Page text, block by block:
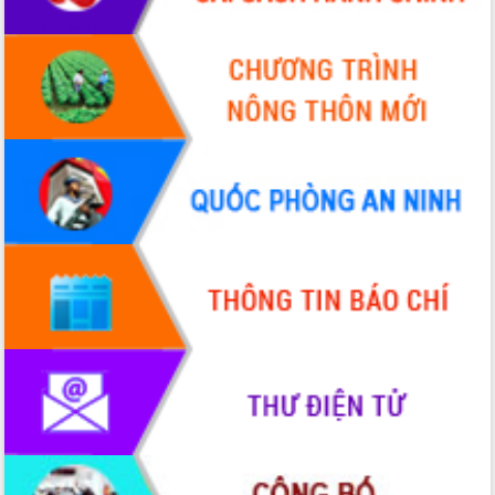
sầu riêng tại Đắk Lắk
Trình diễn nghệ thuật chế biến các
món ăn từ sầu riêng
Đắk Lắk công bố Quy hoạch và xúc
tiến đầu tư tỉnh
Ngành cá ngừ Đắk Lắk chủ động thích
ứng để giữ vững thị trường xuất khẩu
Diễn đàn Kinh tế tư nhân Việt Nam đột
phá cơ chế - Hợp tác công tư
Đề án 06 tạo bước ngoặt đột phá trong
cải cách hành chính tỉnh Đắk Lắk
Kết nối tour, đẩy mạnh chuyển đổi số
để phát triển du lịch Đắk Lắk
Khởi động Dự án Đầu tư xây dựng hạ
tầng kỹ thuật Cụm công nghiệp Tân
Gặp mặt các cơ quan báo chí nhân Kỷ
niệm 101 năm Ngày Báo chí Cách
Đắk Lắk sơ kết 4 năm triển khai thực